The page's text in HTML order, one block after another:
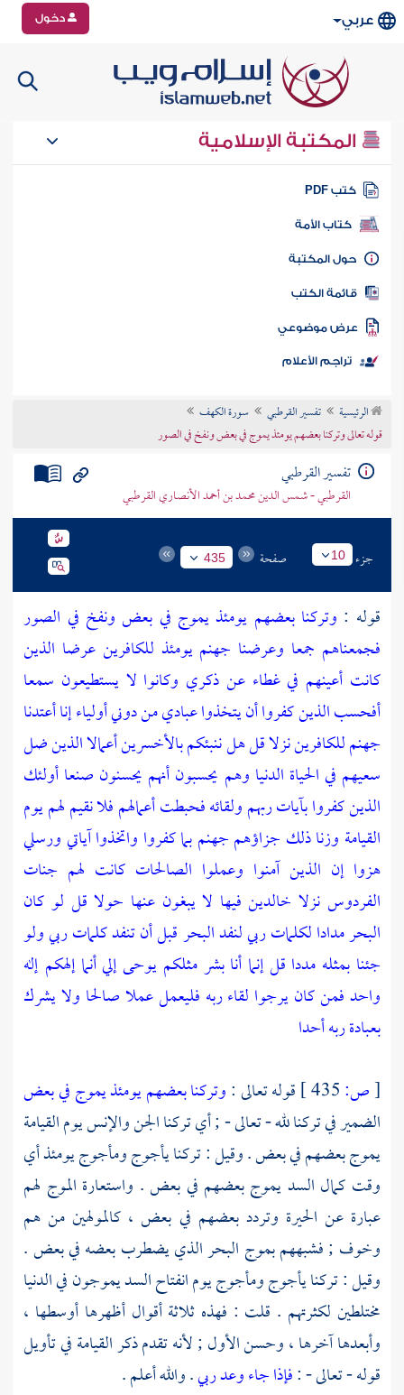
عربي دخول
المكتبة الإسلامية
كتب PDF
كتاب الأمة
المكتبة
الكتب
موضوعي
تراجم الأعلام
الرئيسية تفسير القرطبي
سورة الكهف
قوله تعالى وتركنا بعضهم يومئذ يموج في بعض ونفخ في الصور
تفسير القرطبي
القرطبي - شمس الدين محمد بن أحمد الأنصاري القرطبي
جزء 10 صفحة 435
قوله : وتركنا بعضهم يومئذ يموج في بعض ونفخ في الصور
فجمعناهم جمعا وعرضنا جهنم يومئذ للكافرين عرضا الذين
كانت أعينهم في غطاء عن ذكري وكانوا لا يستطيعون سمعا
أفحسب الذين كفروا أن يتخذوا عبادي من دوني أولياء إنا أعتدنا
جهنم للكافرين نزلا قل هل ننبئكم بالأخسرين أعمالا الذين ضل
سعيهم في الحياة الدنيا وهم يحسبون أنهم يحسنون صنعا أولئك
الذين كفروا بآيات ربهم ولقائه فحبطت أعمالهم فلا نقيم لهم يوم
القيامة وزنا ذلك جزاؤهم جهنم بما كفروا واتخذوا آياتي ورسلي
هزوا إن الذين آمنوا وعملوا الصالحات كانت لهم جنات
الفردوس نزلا خالدين فيها لا يبغون عنها حولا قل لو كان
البحر مدادا لكلمات ربي لنفد البحر قبل أن تنفد كلمات ربي ولو
جئنا بمثله مددا قل إنما أنا بشر مثلكم يوحى إلي أنما إلهكم إله
واحد فمن كان يرجوا لقاء ربه فليعمل عملا صالحا ولا يشرك
بعبادة ربه أحدا
[ص: قوله تعالى :وتركنا بعضهم يومئذ يموج في بعض
الضمير في تركنا لله - تعالى - ; أي تركنا الجن والإنس يوم القيامة
يموج بعضهم في بعض . وقيل : تركنايأجوجومأجوجيومئذ أي
وقت كمال السد يموج بعضهم في بعض . واستعارة الموج لهم
عبارة عن الحيرة وتردد بعضهم في بعض ، كالمولهين من هم
وخوف ; فشبههم بموج البحر الذي يضطرب بعضه في بعض .
وقيل : تركنايأجوجومأجوجيوم انفتاح السد يموجون في الدنيا
مختلطين لكثرتهم . قلت : فهذه ثلاثة أقوال أظهرها أوسطها ،
وأبعدها آخرها ، وحسن الأول ; لأنه تقدم ذكر القيامة في تأويل
قوله - تعالى - :فإذا جاء وعد ربي. والله أعلم .